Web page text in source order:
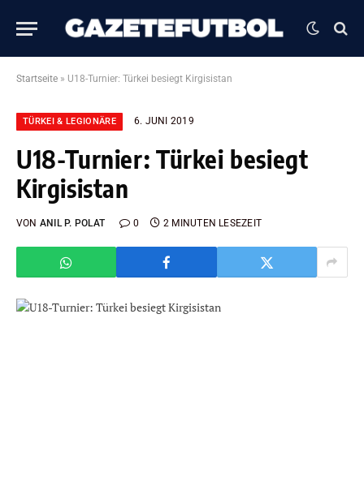
Startseite » U18-Turnier: Türkei besiegt Kirgisistan
TÜRKEI & LEGIONÄRE 6. JUNI 2019
U18-Turnier: Türkei besiegt
Kirgisistan
VON ANIL P. POLAT 0 2 MINUTEN LESEZEIT